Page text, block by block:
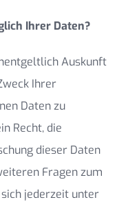
Ihrer Daten?
Auskunft
Ihrer
Daten zu
Recht, die
dieser Daten
Fragen zum
jederzeit unter